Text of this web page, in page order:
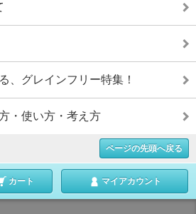
、グレインフリー特集！
・使い方・考え方
ページの先頭へ戻る
カート マイアカウント